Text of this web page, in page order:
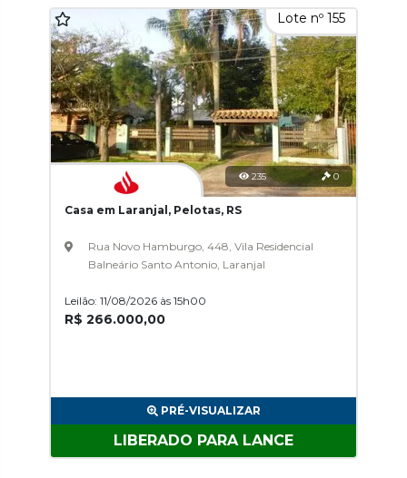
Lote nº 155
235 0
Casa em Laranjal, Pelotas, RS
Rua Novo Hamburgo, 448, Vila Residencial
Balneário Santo Antonio, Laranjal
Leilão: 11/08/2026 às 15h00
R$ 266.000,00
PRÉ-VISUALIZAR
LIBERADO PARA LANCE